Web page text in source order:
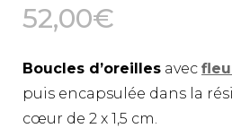
52,00€
Boucles d’oreilles avec
puis encapsulée dans la
cœur de 2 x 1,5 cm.